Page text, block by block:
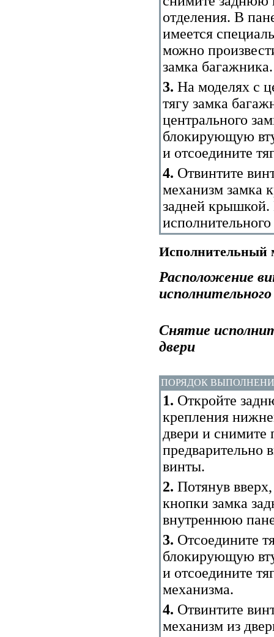
отделения. В
имеется
можно
замка багажника.
3. На моделях с
тягу замка
центрального
блокирующую
и отсоедините
4. Отвинтите
механизм замка
задней крышкой.
Исполнительный
Расположение
Снятие
двери
ПОРЯДОК
1. Откройте
крепления
двери и снимите
предварительно
винты.
2. Потянув
кнопки замка
внутреннюю
3. Отсоедините
блокирующую
и отсоедините
механизма.
4. Отвинтите
механизм из